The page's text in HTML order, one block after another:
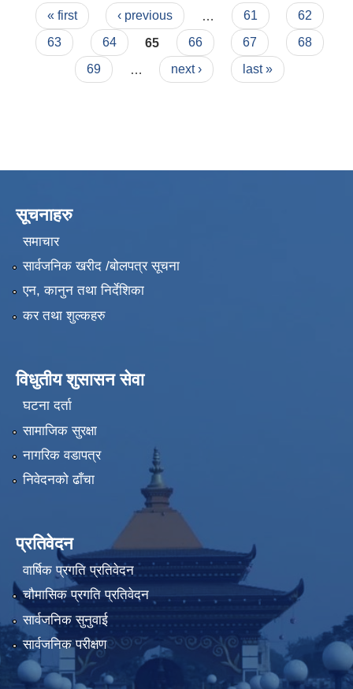
Pages
« first ‹ previous 61
62
63
64 65 66 67
68
69
next › last »
सूचनाहरु
समाचार
सार्वजनिक खरीद /बोलपत्र सूचना
एन, कानुन तथा निर्देशिका
कर तथा शुल्कहरु
विधुतीय शुसासन सेवा
घटना दर्ता
सामाजिक सुरक्षा
नागरिक वडापत्र
निवेदनको ढाँचा
प्रतिवेदन
वार्षिक प्रगति प्रतिवेदन
चौमासिक प्रगति प्रतिवेदन
सार्वजनिक सुनुवाई
सार्वजनिक परीक्षण